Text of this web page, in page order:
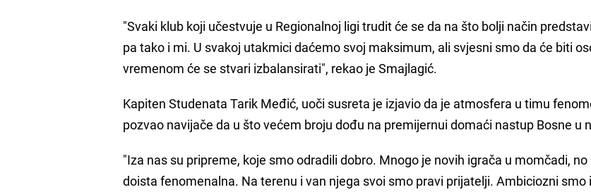
"Svaki klub koji učestvuje u Regionalnoj ligi trudit će se da na što bolji način
pa tako i mi. U svakoj utakmici daćemo svoj maksimum, ali svjesni smo da će biti
vremenom će se stvari izbalansirati", rekao je Smajlagić.
Kapiten Studenata Tarik Međić, uoči susreta je izjavio da je atmosfera u timu
pozvao navijače da u što većem broju dođu na premijernui domaći nastup Bosne u
"Iza nas su pripreme, koje smo odradili dobro. Mnogo je novih igrača u momčadi,
doista fenomenalna. Na terenu i van njega svoi smo pravi prijatelji. Ambiciozni smo